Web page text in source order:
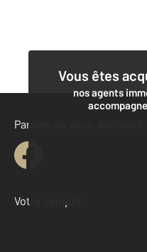
Vous êtes
nos agents
Parlons de vous, parlons
Votre compte :